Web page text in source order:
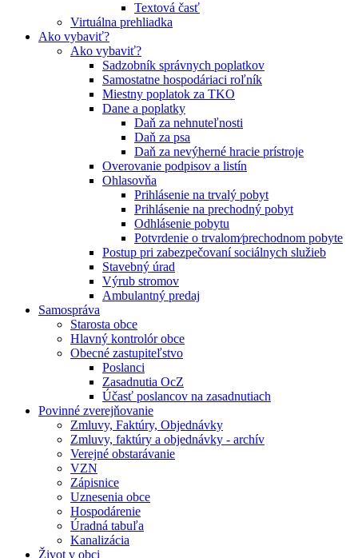
Textová časť
Virtuálna prehliadka
Ako vybaviť?
Ako vybaviť?
Sadzobník správnych poplatkov
Samostatne hospodáriaci roľník
Miestny poplatok za TKO
Dane a poplatky
Daň za nehnuteľnosti
Daň za psa
Daň za nevýherné hracie prístroje
Overovanie podpisov a listín
Ohlasovňa
Prihlásenie na trvalý pobyt
Prihlásenie na prechodný pobyt
Odhlásenie pobytu
Potvrdenie o trvalom⁄prechodnom pobyte
Postup pri zabezpečovaní sociálnych služieb
Stavebný úrad
Výrub stromov
Ambulantný predaj
Samospráva
Starosta obce
Hlavný kontrolór obce
Obecné zastupiteľstvo
Poslanci
Zasadnutia OcZ
Účasť poslancov na zasadnutiach
Povinné zverejňovanie
Zmluvy, Faktúry, Objednávky
Zmluvy, faktúry a objednávky - archív
Verejné obstarávanie
VZN
Zápisnice
Uznesenia obce
Hospodárenie
Úradná tabuľa
Kanalizácia
Život v obci